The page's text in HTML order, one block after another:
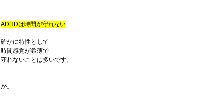
ADHDは時間が守れない
確かに特性として
時間感覚が希薄で
守れないことは多いです。
が。